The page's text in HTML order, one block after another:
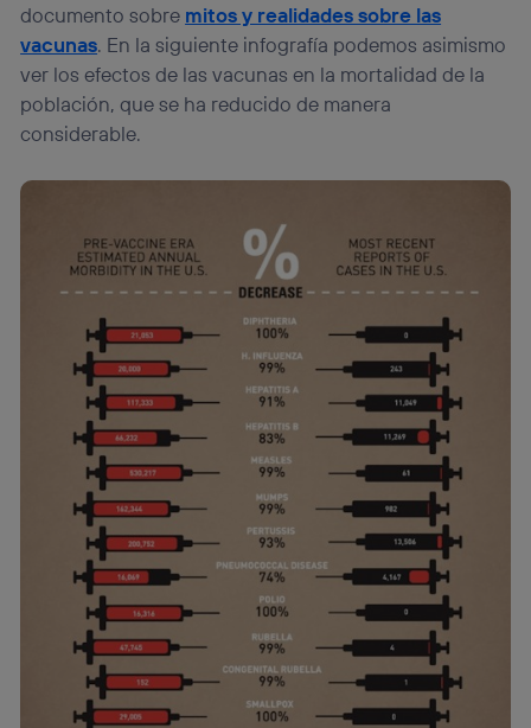
documento sobre mitos y realidades sobre las
vacunas. En la siguiente infografía podemos asimismo
ver los efectos de las vacunas en la mortalidad de la
población, que se ha reducido de manera
considerable.